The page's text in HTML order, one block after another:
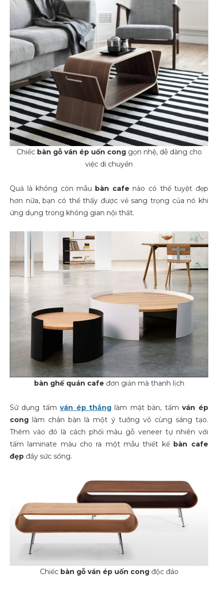
Chiếc bàn gỗ ván ép uốn conggọn nhệ, dễ dàng cho
việc di chuyển
Quả là không còn mẫu bàn cafe nào có thể tuyệt đẹp
hơn nữa, bạn có thể thấy được vẻ sang trọng của nó khi
ứng dụng trong không gian nội thất.
bàn ghế quán cafe đơn giản mà thanh lịch
Sử dụng tấm ván ép thẳng làm mặt bàn, tấm ván ép
cong làm chân bàn là một ý tưởng vô cùng sáng tạo.
Thêm vào đó là cách phối màu gỗ veneer tự nhiên với
tấm laminate màu cho ra một mẫu thiết kế bàn cafe
đẹp đầy sức sống.
Chiếcbàn gỗ ván ép uốn congđộc đáo